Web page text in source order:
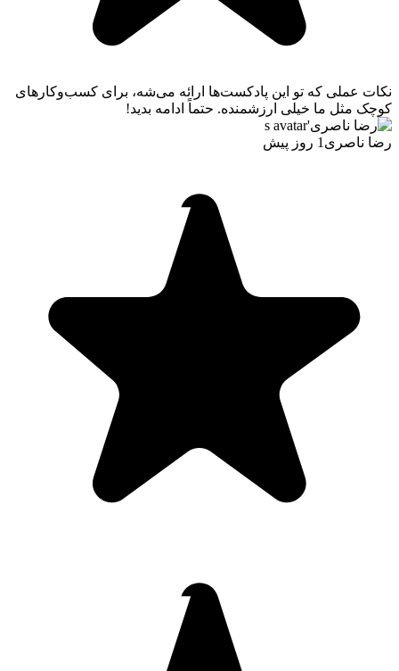
نکات عملی که تو این پادکست‌ها ارائه می‌شه، برای کسب‌وکارهای
کوچک مثل ما خیلی ارزشمنده. حتماً ادامه بدید!
رضا ناصری 1 روز پیش